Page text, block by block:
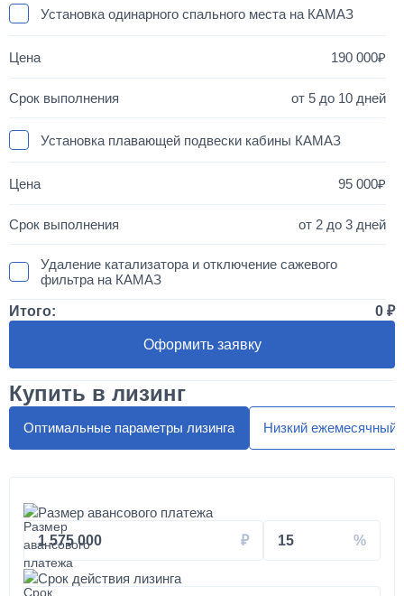
Установка одинарного спального места на КАМАЗ
190 000
от 5 до 10 дней
Установка плавающей подвески кабины КАМАЗ
95 000
от 2 до 3 дней
Удаление катализатора и отключение сажевого
фильтра на КАМАЗ
50 000
Установка двухместного спальника с высокой крышей
Установка автоматической системы подкачки колес и
шин на вездеход КАМАЗ
Итого: 0
Оформить заявку
Купить в лизинг
Оптимальные параметры лизинга Низкий ежемесячный
Размер авансового платежа
1 575 000
15
Срок действия лизинга